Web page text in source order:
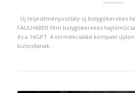
Új teljesítményosztály új bolygókerekes
FAULHABER fém bolygókerekes
és a 16GPT. A termékcsalád kompakt
biztosítanak…